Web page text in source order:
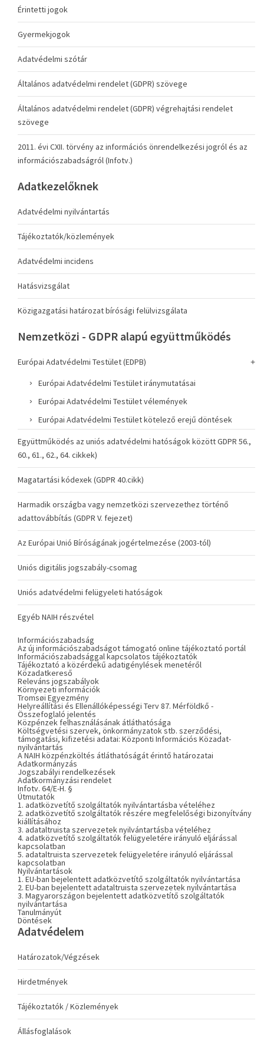
Érintetti jogok
Gyermekjogok
Adatvédelmi szótár
Általános adatvédelmi rendelet (GDPR) szövege
Általános adatvédelmi rendelet (GDPR) végrehajtási rendelet
szövege
2011. évi CXII. törvény az információs önrendelkezési jogról és az
információszabadságról (Infotv.)
Adatkezelőknek
Adatvédelmi nyilvántartás
Tájékoztatók/közlemények
Adatvédelmi incidens
Hatásvizsgálat
Közigazgatási határozat bírósági felülvizsgálata
Nemzetközi - GDPR alapú együttműködés
Európai Adatvédelmi Testület (EDPB)
Európai Adatvédelmi Testület iránymutatásai
Európai Adatvédelmi Testület vélemények
Európai Adatvédelmi Testület kötelező erejű döntések
Együttműködés az uniós adatvédelmi hatóságok között GDPR 56.,
60., 61., 62., 64. cikkek)
Magatartási kódexek (GDPR 40.cikk)
Harmadik országba vagy nemzetközi szervezethez történő
adattovábbítás (GDPR V. fejezet)
Az Európai Unió Bíróságának jogértelmezése (2003-tól)
Uniós digitális jogszabály-csomag
Uniós adatvédelmi felügyeleti hatóságok
Egyéb NAIH részvétel
Információszabadság
Az új információszabadságot támogató online tájékoztató portál
Információszabadsággal kapcsolatos tájékoztatók
Tájékoztató a közérdekű adatigénylések menetéről
Közadatkereső
Releváns jogszabályok
Környezeti információk
Tromsøi Egyezmény
Helyreállítási és Ellenállóképességi Terv 87. Mérföldkő -
Összefoglaló jelentés
Közpénzek felhasználásának átláthatósága
Költségvetési szervek, önkormányzatok stb. szerződési,
támogatási, kifizetési adatai: Központi Információs Közadat-
nyilvántartás
A NAIH közpénzköltés átláthatóságát érintő határozatai
Adatkormányzás
Jogszabályi rendelkezések
Adatkormányzási rendelet
Infotv. 64/E-H. §
Útmutatók
1. adatközvetítő szolgáltatók nyilvántartásba vételéhez
2. adatközvetítő szolgáltatók részére megfelelőségi bizonyítvány
kiállításához
3. adataltruista szervezetek nyilvántartásba vételéhez
4. adatközvetítő szolgáltatók felügyeletére irányuló eljárással
kapcsolatban
5. adataltruista szervezetek felügyeletére irányuló eljárással
kapcsolatban
Nyilvántartások
1. EU-ban bejelentett adatközvetítő szolgáltatók nyilvántartása
2. EU-ban bejelentett adataltruista szervezetek nyilvántartása
3. Magyarországon bejelentett adatközvetítő szolgáltatók
nyilvántartása
Tanulmányút
Döntések
Adatvédelem
Határozatok/Végzések
Hirdetmények
Tájékoztatók / Közlemények
Állásfoglalások